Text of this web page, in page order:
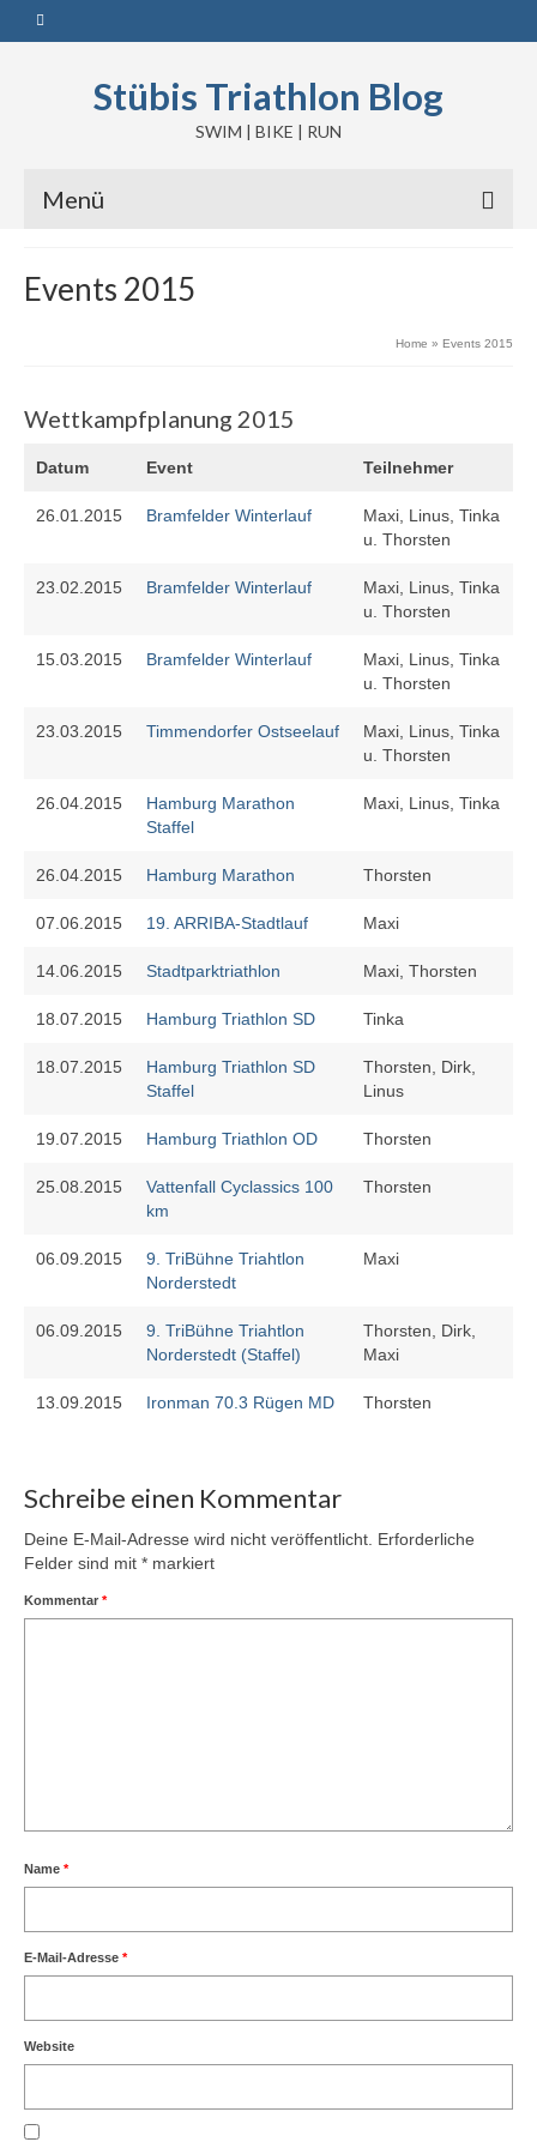
Stübis Triathlon Blog
SWIM | BIKE | RUN
Menü
Events 2015
Home » Events 2015
Wettkampfplanung 2015
Datum Event Teilnehmer
26.01.2015 Bramfelder Winterlauf
Maxi, Linus, Tinka
u. Thorsten
23.02.2015 Bramfelder Winterlauf
Maxi, Linus, Tinka
u. Thorsten
15.03.2015 Bramfelder Winterlauf
Maxi, Linus, Tinka
u. Thorsten
23.03.2015 Timmendorfer Ostseelauf
Maxi, Linus, Tinka
u. Thorsten
26.04.2015
Hamburg Marathon
Staffel
Maxi, Linus, Tinka
26.04.2015 Hamburg Marathon Thorsten
07.06.2015 19. ARRIBA-Stadtlauf Maxi
14.06.2015 Stadtparktriathlon Maxi, Thorsten
18.07.2015 Hamburg Triathlon SD Tinka
18.07.2015
Hamburg Triathlon SD
Staffel
Thorsten, Dirk,
Linus
19.07.2015 Hamburg Triathlon OD Thorsten
25.08.2015
Vattenfall Cyclassics 100
km
Thorsten
06.09.2015
9. TriBühne Triahtlon
Norderstedt
Maxi
06.09.2015
9. TriBühne Triahtlon
Norderstedt (Staffel)
Thorsten, Dirk,
Maxi
13.09.2015 Ironman 70.3 Rügen MD Thorsten
Schreibe einen Kommentar
Deine E-Mail-Adresse wird nicht veröffentlicht. Erforderliche
Felder sind mit * markiert
Kommentar *
Name *
E-Mail-Adresse *
Website